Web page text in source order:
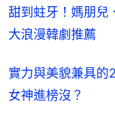
甜到蛀牙！媽朋兒
大浪漫韓劇推薦
實力與美貌兼具的
女神進榜沒？